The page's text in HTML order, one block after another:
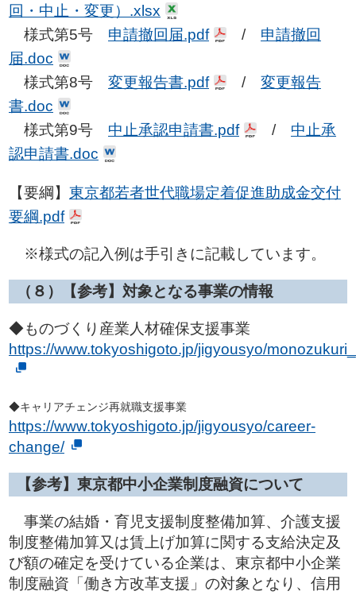
回・中止・変更）.xlsx
様式第5号 申請撤回届.pdf / 申請撤回
届.doc
様式第8号 変更報告書.pdf / 変更報告
書.doc
様式第9号 中止承認申請書.pdf / 中止承
認申請書.doc
【要綱】 東京都若者世代職場定着促進助成金交付
要綱.pdf
※様式の記入例は手引きに記載しています。
（８） 【参考】対象となる事業の情報
◆ものづくり産業人材確保支援事業
https://www.tokyoshigoto.jp/jigyousyo/
◆キャリアチェンジ再就職支援事業
https://www.tokyoshigoto.jp/jigyousyo/career-
change/
【参考】東京都中小企業制度融資について
事業の結婚・育児支援制度整備加算、介護支援
制度整備加算又は賃上げ加算に関する支給決定及
び額の確定を受けている企業は、東京都中小企業
制度融資「働き方改革支援」の対象となり、信用